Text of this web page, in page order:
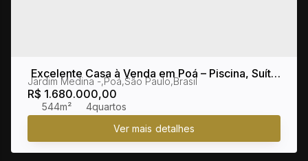
Excelente Casa à Venda em Poá – Piscina, Suíte
e Área Gourmet
R$ 1.680.000,00
Jardim Medina ,Poá,São Paulo,Brasil
4
544m²